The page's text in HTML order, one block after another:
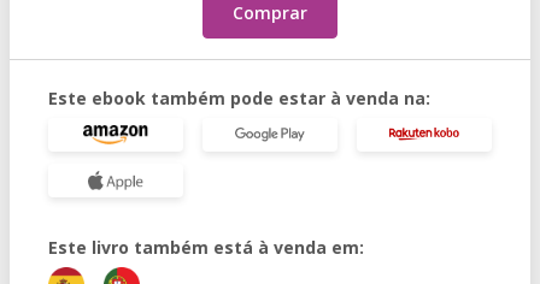
Comprar
Este ebook também pode estar à venda na:
Este livro também está à venda em: